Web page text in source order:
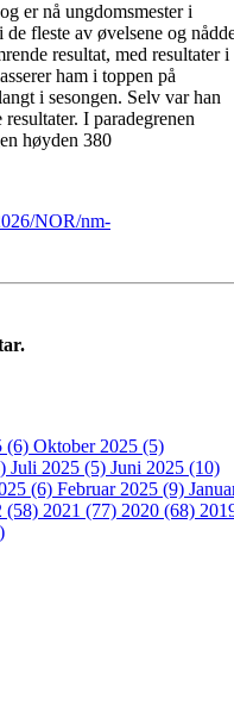
er nå ungdomsmester i
fleste av øvelsene og
resultat, med resultater i
ham i toppen på
i sesongen. Selv var han
I paradegrenen
høyden 380
NOR/nm-
(6) Oktober 2025 (5)
Juli 2025 (5) Juni 2025 (10)
(6) Februar 2025 (9)
(58) 2021 (77) 2020 (68)